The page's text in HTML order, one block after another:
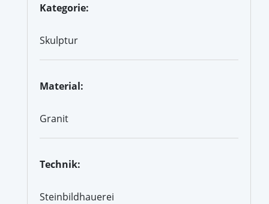
Kategorie:
Skulptur
Material:
Granit
Technik:
Steinbildhauerei